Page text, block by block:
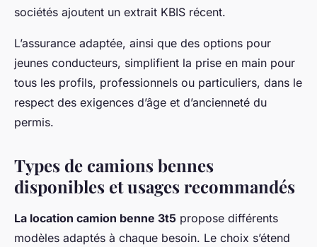
sociétés ajoutent un extrait KBIS récent.
L’assurance adaptée, ainsi que des options pour
jeunes conducteurs, simplifient la prise en main pour
tous les profils, professionnels ou particuliers, dans le
respect des exigences d’âge et d’ancienneté du
permis.
Types de camions bennes
disponibles et usages recommandés
La location camion benne 3t5 propose différents
modèles adaptés à chaque besoin. Le choix s’étend